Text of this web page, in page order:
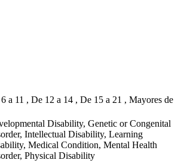
a 11 , De 12 a 14 , De 15 a 21 , Mayores de
Disability, Genetic or Congenital
Intellectual Disability, Learning
Medical Condition, Mental Health
Physical Disability